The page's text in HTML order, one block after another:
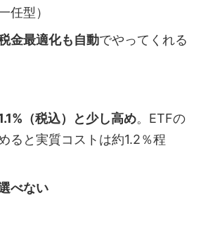
任型）
金最適化も自動でやってくれる
（税込）と少し高め。ETFの
ると実質コストは約1.2％程
べない